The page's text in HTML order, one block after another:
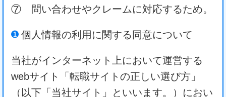
⑦ 問い合わせやクレームに対応するため。
個人情報の利用に関する同意について
当社がインターネット上において運営する
webサイト「転職サイトの正しい選び方」
（以下「当社サイト」といいます。）におい